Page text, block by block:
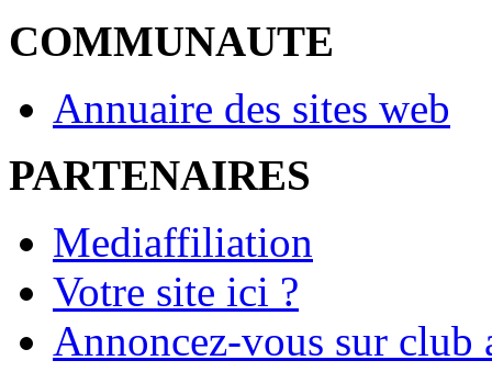
COMMUNAUTE
Annuaire des sites web
PARTENAIRES
Mediaffiliation
Votre site ici ?
Annoncez-vous sur